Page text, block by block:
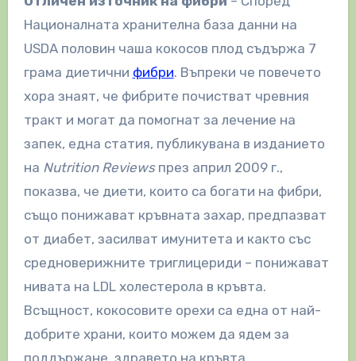
Националната хранителна база данни на
USDA половин чаша кокосов плод съдържа 7
грама диетични фибри. Въпреки че повечето
хора знаят, че фибрите почистват чревния
тракт и могат да помогнат за лечение на
запек, една статия, публикувана в изданието
на Nutrition Reviewsпрез април 2009 г.,
показва, че диети, които са богати на фибри,
също понижават кръвната захар, предпазват
от диабет, засилват имунитета и както със
средноверижните триглицериди – понижават
нивата на LDL холестерола в кръвта.
Всъщност, кокосовите орехи са една от най-
добрите храни, които можем да ядем за
поддържане здравето на кръвта.